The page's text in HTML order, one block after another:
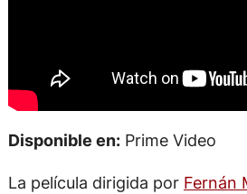
Disponible en:Prime Video
La película dirigida por Fernán